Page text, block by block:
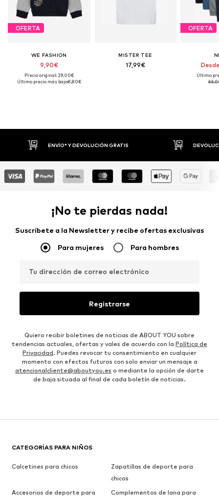
OFERTA
WE FASHION
9,90€
Precio original: 29,00€
Último precio más bajo:8,80€
MISTER TEE
17,99€
OFERTA
Último
DEVOLUCIONES HASTA 30 DÍAS
¡No te pierdas nada!
Suscríbete a la Newsletter y recibe ofertas exclusivas
Para mujeres Para hombres
Tu dirección de correo electrónico
Registrarse
Quiero recibir boletines de noticias de ABOUT YOU sobre
tendencias actuales, ofertas y vales de acuerdo con la Política de
Privacidad. Puedes revocar tu consentimiento en cualquier
momento con efectos futuros con solo enviar un mensaje a
atencionalcliente@aboutyou.es o mediante la opción de darte
de baja situada al final de cada boletín de noticias.
CATEGORÍAS PARA NIÑOS
Calcetines para chicos
Zapatillas de deporte para
chicos
Accesorios de deporte para
Complementos de lana para